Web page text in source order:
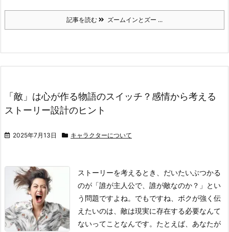
記事を読む ズームインとズー ...
「敵」は心が作る物語のスイッチ？感情から考える
ストーリー設計のヒント
2025年7月13日 キャラクターについて
ストーリーを考えるとき、だいたいぶつかる
のが「誰が主人公で、誰が敵なのか？」とい
う問題ですよね。 でもですね、ボクが強く伝
えたいのは、敵は現実に存在する必要なんて
ないってことなんです。 たとえば、あなたが